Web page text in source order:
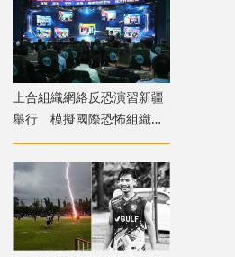
上合組織網絡反恐演習新疆
舉行 模擬國際恐怖組織策
劃實施恐襲等情形